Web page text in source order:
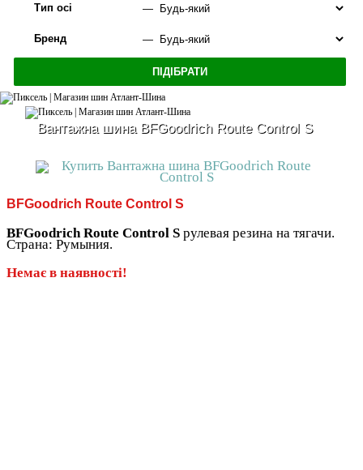
Тип осі
Бренд
Вантажна шина BFGoodrich Route Control S
BFGoodrich Route Control S
BFGoodrich Route Control S рулевая резина на тягачи.
Страна: Румыния.
Немає в наявності!